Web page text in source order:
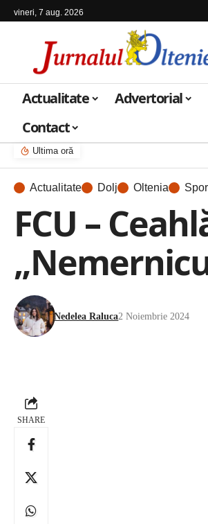
vineri, 7 aug. 2026
Actualitate Advertorial
Contact
Ultima oră
Actualitate Dolj Oltenia
FCU –
Nedelea Raluca2 Noiembrie 2024
SHARE